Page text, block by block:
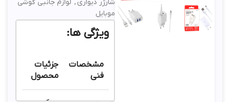
شارژر دیواری , لوازم جانبی گوشی
موبایل
ویژگی ها:
مشخصات
فنی
جزئیات
محصول